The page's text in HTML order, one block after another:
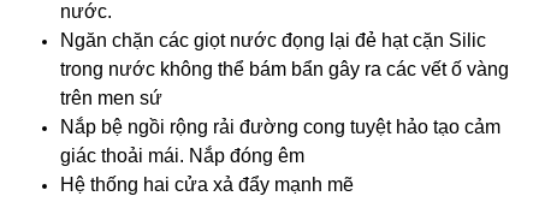
nước.
Ngăn chặn các giọt nước đọng lại đẻ hạt cặn Silic
trong nước không thể bám bẩn gây ra các vết ố vàng
trên men sứ
Nắp bệ ngồi rộng rải đường cong tuyệt hảo tạo cảm
giác thoải mái. Nắp đóng êm
Hệ thống hai cửa xả đẩy mạnh mẽ